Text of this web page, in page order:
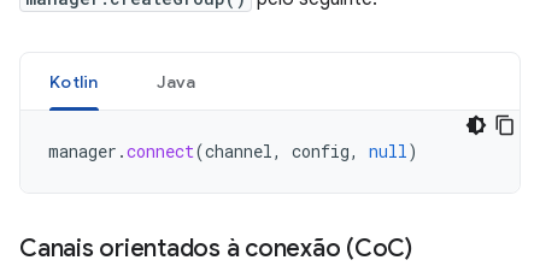
Kotlin Java
manager .connect(channel, config, null)
Canais orientados à conexão (CoC)